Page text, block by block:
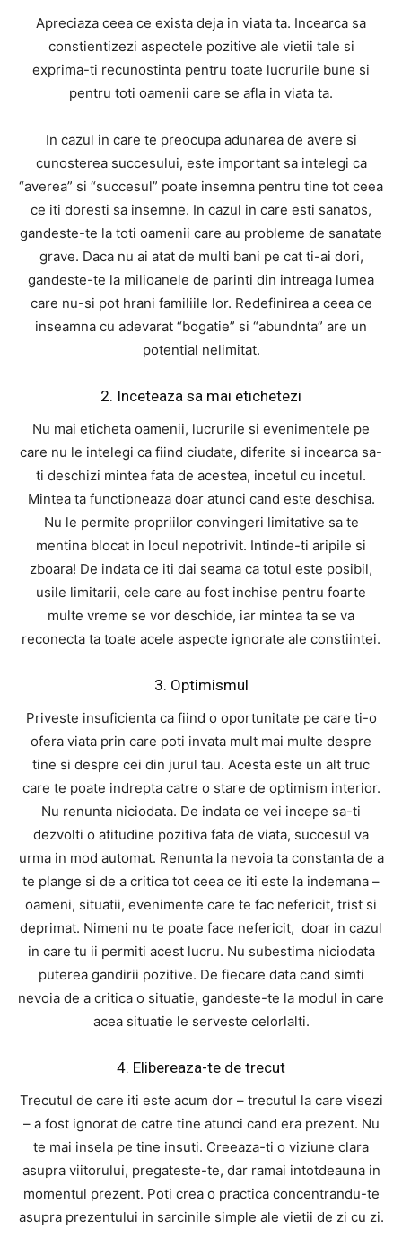
Apreciaza ceea ce exista deja in viata ta. Incearca sa
constientizezi aspectele pozitive ale vietii tale si
exprima-ti recunostinta pentru toate lucrurile bune si
pentru toti oamenii care se afla in viata ta.
In cazul in care te preocupa adunarea de avere si
cunosterea succesului, este important sa intelegi ca
“averea” si “succesul” poate insemna pentru tine tot ceea
ce iti doresti sa insemne. In cazul in care esti sanatos,
gandeste-te la toti oamenii care au probleme de sanatate
grave. Daca nu ai atat de multi bani pe cat ti-ai dori,
gandeste-te la milioanele de parinti din intreaga lumea
care nu-si pot hrani familiile lor. Redefinirea a ceea ce
inseamna cu adevarat “bogatie” si “abundnta” are un
potential nelimitat.
2. Inceteaza sa mai etichetezi
Nu mai eticheta oamenii, lucrurile si evenimentele pe
care nu le intelegi ca fiind ciudate, diferite si incearca sa-
ti deschizi mintea fata de acestea, incetul cu incetul.
Mintea ta functioneaza doar atunci cand este deschisa.
Nu le permite propriilor convingeri limitative sa te
mentina blocat in locul nepotrivit. Intinde-ti aripile si
zboara! De indata ce iti dai seama ca totul este posibil,
usile limitarii, cele care au fost inchise pentru foarte
multe vreme se vor deschide, iar mintea ta se va
reconecta ta toate acele aspecte ignorate ale constiintei.
3. Optimismul
Priveste insuficienta ca fiind o oportunitate pe care ti-o
ofera viata prin care poti invata mult mai multe despre
tine si despre cei din jurul tau. Acesta este un alt truc
care te poate indrepta catre o stare de optimism interior.
Nu renunta niciodata. De indata ce vei incepe sa-ti
dezvolti o atitudine pozitiva fata de viata, succesul va
urma in mod automat. Renunta la nevoia ta constanta de a
te plange si de a critica tot ceea ce iti este la indemana –
oameni, situatii, evenimente care te fac nefericit, trist si
deprimat. Nimeni nu te poate face nefericit, doar in cazul
in care tu ii permiti acest lucru. Nu subestima niciodata
puterea gandirii pozitive. De fiecare data cand simti
nevoia de a critica o situatie, gandeste-te la modul in care
acea situatie le serveste celorlalti.
4. Elibereaza-te de trecut
Trecutul de care iti este acum dor – trecutul la care visezi
– a fost ignorat de catre tine atunci cand era prezent. Nu
te mai insela pe tine insuti. Creeaza-ti o viziune clara
asupra viitorului, pregateste-te, dar ramai intotdeauna in
momentul prezent. Poti crea o practica concentrandu-te
asupra prezentului in sarcinile simple ale vietii de zi cu zi.